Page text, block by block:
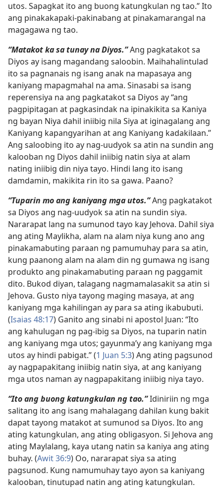
utos. Sapagkat ito ang buong katungkulan ng tao.” Ito
ang pinakakapaki-pakinabang at pinakamarangal na
magagawa ng tao.
“Matakot ka sa tunay na Diyos.”Ang pagkatakot sa
Diyos ay isang magandang saloobin. Maihahalintulad
ito sa pagnanais ng isang anak na mapasaya ang
kaniyang mapagmahal na ama. Sinasabi sa isang
reperensiya na ang pagkatakot sa Diyos ay “ang
pagpipitagan at pagkasindak na ipinakikita sa Kaniya
ng bayan Niya dahil iniibig nila Siya at iginagalang ang
Kaniyang kapangyarihan at ang Kaniyang kadakilaan.”
Ang saloobing ito ay nag-uudyok sa atin na sundin ang
kalooban ng Diyos dahil iniibig natin siya at alam
nating iniibig din niya tayo. Hindi lang ito isang
damdamin, makikita rin ito sa gawa. Paano?
“Tuparin mo ang kaniyang mga utos.”Ang pagkatakot
sa Diyos ang nag-uudyok sa atin na sundin siya.
Nararapat lang na sumunod tayo kay Jehova. Dahil siya
ang ating Maylikha, alam na alam niya kung ano ang
pinakamabuting paraan ng pamumuhay para sa atin,
kung paanong alam na alam din ng gumawa ng isang
produkto ang pinakamabuting paraan ng paggamit
dito. Bukod diyan, talagang nagmamalasakit sa atin si
Jehova. Gusto niya tayong maging masaya, at ang
kaniyang mga kahilingan ay para sa ating ikabubuti.
(Isaias 48:17) Ganito ang sinabi ni apostol Juan: “Ito
ang kahulugan ng pag-ibig sa Diyos, na tuparin natin
ang kaniyang mga utos; gayunma’y ang kaniyang mga
utos ay hindi pabigat.” (1 Juan 5:3) Ang ating pagsunod
ay nagpapakitang iniibig natin siya, at ang kaniyang
mga utos naman ay nagpapakitang iniibig niya tayo.
“Ito ang buong katungkulan ng tao.”Idiniriin ng mga
salitang ito ang isang mahalagang dahilan kung bakit
dapat tayong matakot at sumunod sa Diyos. Ito ang
ating katungkulan, ang ating obligasyon. Si Jehova ang
ating Maylalang, kaya utang natin sa kaniya ang ating
buhay. (Awit 36:9) Oo, nararapat siya sa ating
pagsunod. Kung namumuhay tayo ayon sa kaniyang
kalooban, tinutupad natin ang ating katungkulan.